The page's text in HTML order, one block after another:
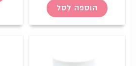
הוספה לסל